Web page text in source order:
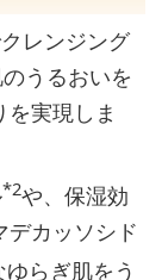
レンジング
うるおいを
実現しま
*2や、保湿効
デカッソシド
らぎ肌をう